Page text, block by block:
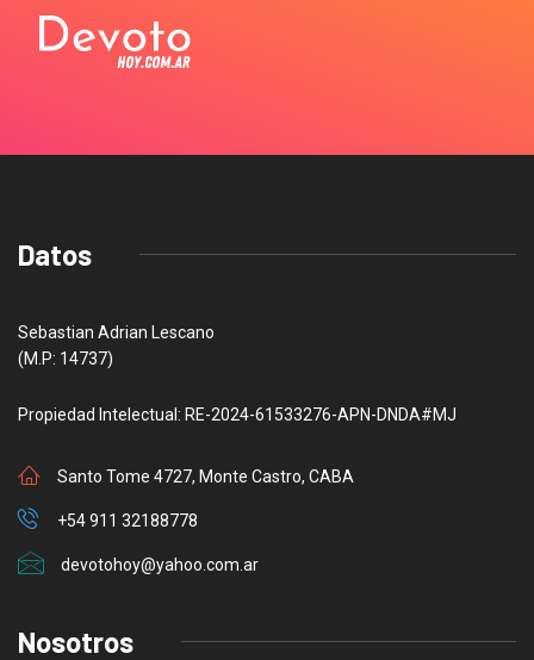
Datos
Sebastian Adrian Lescano
(M.P: 14737)
Propiedad Intelectual: RE-2024-61533276-APN-DNDA#MJ
Santo Tome 4727, Monte Castro, CABA
+54 911 32188778
devotohoy@yahoo.com.ar
Nosotros